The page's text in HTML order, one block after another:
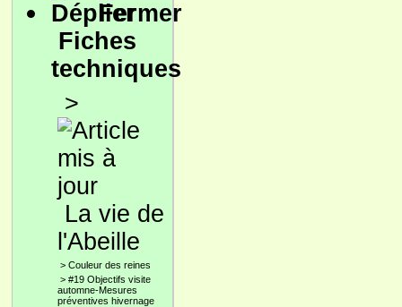
Fiches
techniques
>
La vie de
l'Abeille
> Couleur des reines
> #19 Objectifs visite
automne-Mesures
préventives hivernage